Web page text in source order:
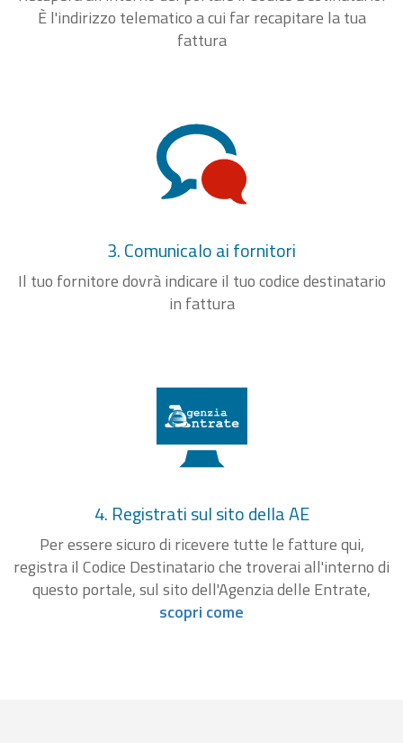
È l'indirizzo telematico a cui far recapitare la tua
fattura
3. Comunicalo ai fornitori
Il tuo fornitore dovrà indicare il tuo codice destinatario
in fattura
4. Registrati sul sito della AE
Per essere sicuro di ricevere tutte le fatture qui,
registra il Codice Destinatario che troverai all'interno di
questo portale, sul sito dell'Agenzia delle Entrate,
scopri come